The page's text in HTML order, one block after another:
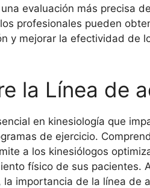
evaluación más precisa
profesionales pueden
y mejorar la efectividad de
la Línea de
en kinesiología que
de ejercicio.
a los kinesiólogos
físico de sus pacientes.
importancia de la línea de